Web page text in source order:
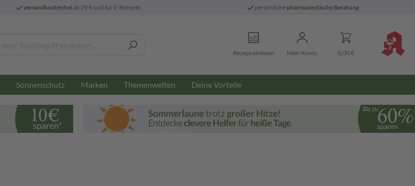
versandkostenfreiab 29 € und für E-Rezepte persönliche pharmazeutische Beratung
Rezept einlösen Mein Konto 0,00 €
Sonnenschutz Marken Themenwelten Deine Vorteile